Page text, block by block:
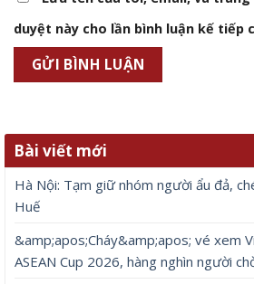
duyệt này cho lần bình luận kế tiếp
Bài viết mới
Hà Nội: Tạm giữ nhóm người ẩu đả,
Huế
&amp;apos;Cháy&amp;apos; vé xem
ASEAN Cup 2026, hàng nghìn người